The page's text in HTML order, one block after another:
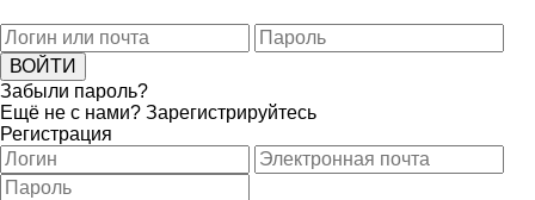
Забыли пароль?
Ещё не с нами? Зарегистрируйтесь
Регистрация